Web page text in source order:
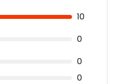
10
0
0
0